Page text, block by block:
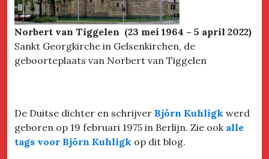
Norbert van Tiggelen (23 mei 1964 – 5 april 2022)
Sankt Georgkirche in Gelsenkirchen, de
geboorteplaats van Norbert van Tiggelen
De Duitse dichter en schrijver Björn Kuhligk werd
geboren op 19 februari 1975 in Berlijn. Zie ook alle
tags voor Björn Kuhligk op dit blog.